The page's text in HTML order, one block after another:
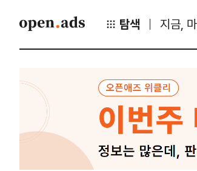
탐색 지금,